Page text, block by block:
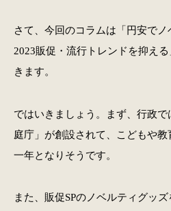
さて、今回のコラムは「円安でノ
2023販促・流行トレンドを抑え
きます。
ではいきましょう。まず、行政
庭庁」が創設されて、こどもや
一年となりそうです。
また、販促SPのノベルティグッ